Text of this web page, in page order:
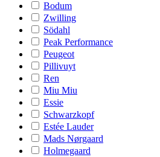
Bodum
Zwilling
Södahl
Peak Performance
Peugeot
Pillivuyt
Ren
Miu Miu
Essie
Schwarzkopf
Estée Lauder
Mads Nørgaard
Holmegaard